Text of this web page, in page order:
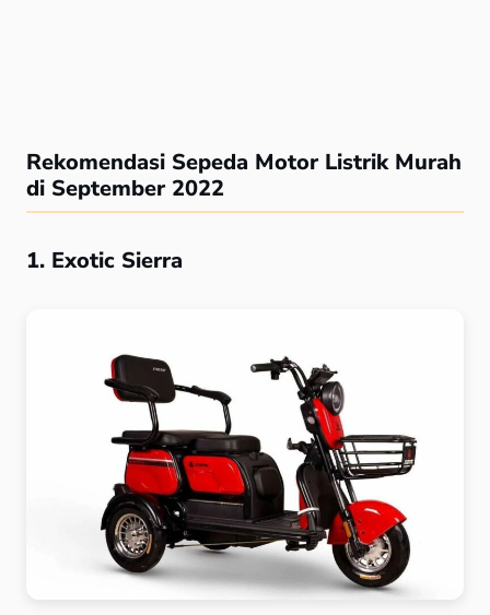
Rekomendasi Sepeda Motor Listrik Murah
di September 2022
1. Exotic Sierra